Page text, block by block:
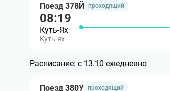
Поезд 378Й проходящий
08:19
Куть-Ях
Куть-ях
Расписание: с 13.10 ежедневно
Поезд 380У проходящий